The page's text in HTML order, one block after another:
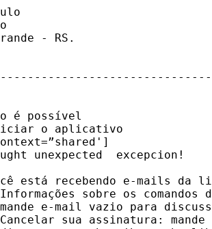
- RS.
é possível
o aplicativo
unexpected  excepcion!
está recebendo e-mails
sobre os
e-mail vazio para
sua assinatura: